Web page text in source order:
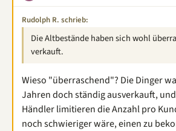
Rudolph R. schrieb:
Die Altbestände haben sich wohl
verkauft.
Wieso "überraschend"? Die Dinger
Jahren doch ständig ausverkauft,
Händler limitieren die Anzahl pro
noch schwieriger wäre, einen zu